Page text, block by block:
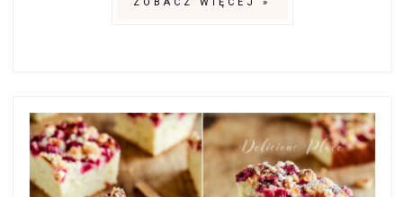
ZOBACZ WIĘCEJ »